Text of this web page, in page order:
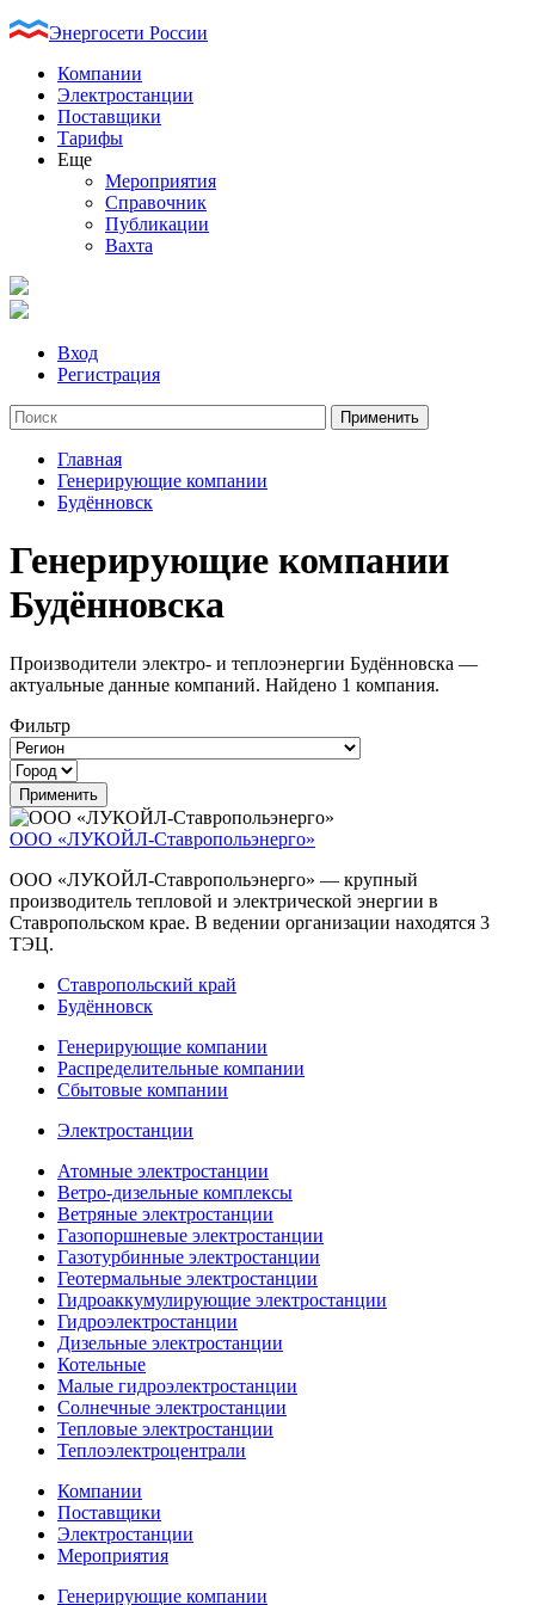
Энергосети России
Компании
Электростанции
Поставщики
Тарифы
Еще
Мероприятия
Справочник
Публикации
Вахта
Вход
Регистрация
Главная
Генерирующие компании
Будённовск
Генерирующие компании
Будённовска
Производители электро- и теплоэнергии Будённовска —
актуальные данные компаний. Найдено 1 компания.
Фильтр
ООО «ЛУКОЙЛ-Ставропольэнерго»
ООО «ЛУКОЙЛ-Ставропольэнерго» — крупный
производитель тепловой и электрической энергии в
Ставропольском крае. В ведении организации находятся 3
ТЭЦ.
Ставропольский край
Будённовск
Генерирующие компании
Распределительные компании
Сбытовые компании
Электростанции
Атомные электростанции
Ветро-дизельные комплексы
Ветряные электростанции
Газопоршневые электростанции
Газотурбинные электростанции
Геотермальные электростанции
Гидроаккумулирующие электростанции
Гидроэлектростанции
Дизельные электростанции
Котельные
Малые гидроэлектростанции
Солнечные электростанции
Тепловые электростанции
Теплоэлектроцентрали
Компании
Поставщики
Электростанции
Мероприятия
Генерирующие компании